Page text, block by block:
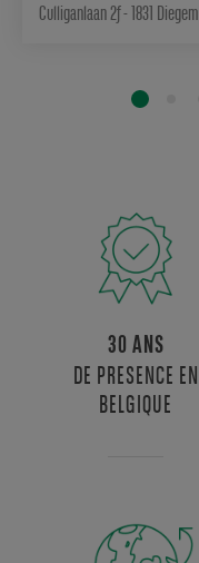
Culliganlaan 2f - 1831 Diegem
30 ANS
DE PRESENCE EN
BELGIQUE